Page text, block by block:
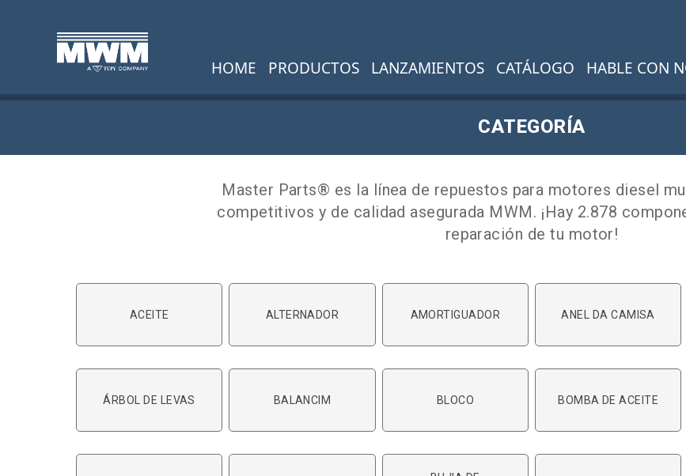
HOME PRODUCTOS LANZAMIENTOS CATÁLOGO HABLE CON
CATEGORÍA
Master Parts® es la línea de repuestos para motores diesel
competitivos y de calidad asegurada MWM. ¡Hay 2.878
reparación de tu motor!
ACEITE ALTERNADOR AMORTIGUADOR ANEL DA CAMISA
ÁRBOL DE LEVAS BALANCIM BLOCO BOMBA DE ACEITE